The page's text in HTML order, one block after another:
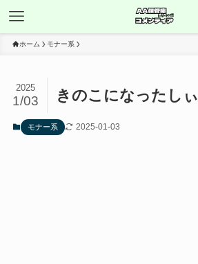
ホーム モナー系
きのこになったしぃ
2025
1/03
モナー系 2025-01-03